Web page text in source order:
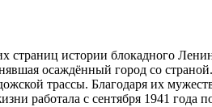
страниц истории блокадного
осаждённый город со
трассы. Благодаря их
работала с сентября 1941 года